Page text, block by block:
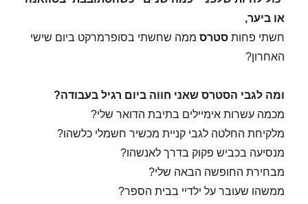
או ביער,
חשתי פחותסטרס ממה שחשתי בסופרמרקט ביום שישי
האחרון?
ומה לגבי הסטרס שאני חווה ביום רגיל בעבודה?
מכמה עשרות אימיילים בתיבת הדואר שלי?
מלקיחת החלטה לגבי קניית מכשיר חשמלי כלשהו?
מנסיעה בכביש פקוק בדרך לאנשהו?
מבחירת החופשה הבאה שלי?
ממשהו שעובר על ילדיי בבית הספר?